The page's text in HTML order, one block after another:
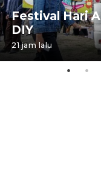
Festival Hari
DIY
21 jam lalu